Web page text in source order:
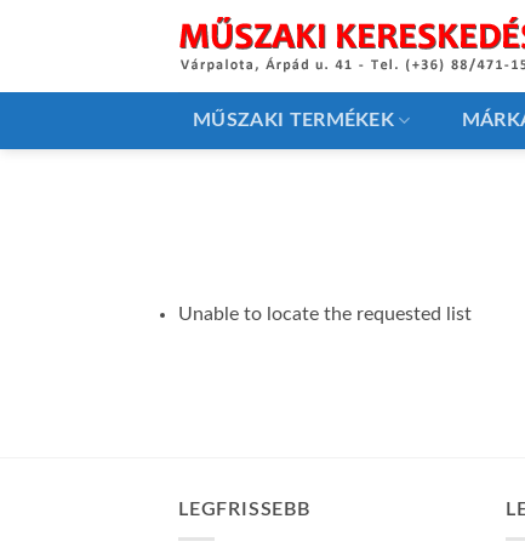
MŰSZAKI TERMÉKEK
Unable to locate the requested list
LEGFRISSEBB